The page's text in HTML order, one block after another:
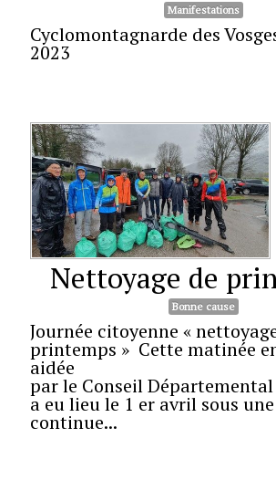
Manifestations
Cyclomontagnarde des
2023
Nettoyage de
Bonne cause
Journée citoyenne «
printemps » Cette matinée
aidée
par le Conseil Départemental
a eu lieu le 1 er avril sous
continue...